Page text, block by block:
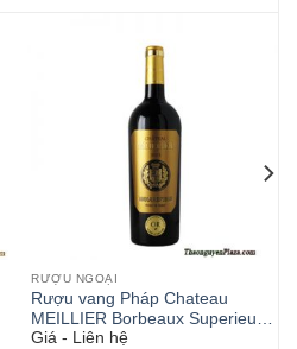
RƯỢU NGOẠI
Rượu vang Pháp Chateau
MEILLIER Borbeaux Superieur
750ml
Giá - Liên hệ